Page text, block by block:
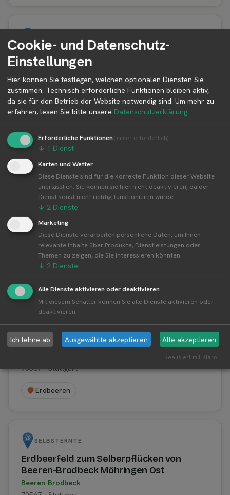
Erdbeerfeld zum Selberpflücken von
Beeren-Brodbeck Plieningen
Beeren-Brodbeck
Echterdinger Straße 36 · 70599 · Stuttgart
Erdbeeren
SELBSTERNTE
Erdbeerfeld zum Selberpflücken von
Beeren-Brodbeck Schwarzbach -
Möhringen Süd
Beeren-Brodbeck
Trochtelfinger Straße · 70565 · Stuttgart
Erdbeeren
SELBSTERNTE
Beeren-Brodbeck Rohrer Weg - Möhringen
Süd
70567 · Stuttgart
Erdbeeren
SELBSTERNTE
Erdbeerfeld zum Selberpflücken von
Beeren-Brodbeck Möhringen Ost
Beeren-Brodbeck
Cookie- und Datenschutz-
Einstellungen
Hier können Sie festlegen, welchen optionalen Diensten Sie
zustimmen. Technisch erforderliche Funktionen bleiben aktiv,
da sie für den Betrieb der Website notwendig sind. Um mehr zu
erfahren, lesen Sie bitte unsere Datenschutzerklärung.
Erforderliche Funktionen(immer erforderlich)
↓ 1 Dienst
Karten und Wetter
Diese Dienste sind für die korrekte Funktion dieser Website
unerlässlich. Sie können sie hier nicht deaktivieren, da der
Dienst sonst nicht richtig funktionieren würde.
↓ 2 Dienste
Marketing
Diese Dienste verarbeiten persönliche Daten, um Ihnen
relevante Inhalte über Produkte, Dienstleistungen oder
Themen zu zeigen, die Sie interessieren könnten.
↓ 2 Dienste
Alle Dienste aktivieren oder deaktivieren
Mit diesem Schalter können Sie alle Dienste aktivieren oder
deaktivieren.
Ich lehne ab Ausgewählte akzeptieren Alle akzeptieren
Realisiert mit Klaro!